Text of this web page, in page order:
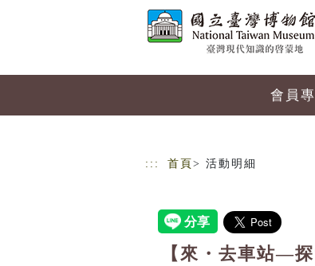
會員
::: 首頁 > 活動明細
【來・去車站—